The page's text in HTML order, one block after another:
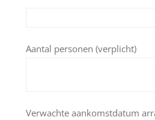
Aantal personen (verplicht)
Verwachte aankomstdatum